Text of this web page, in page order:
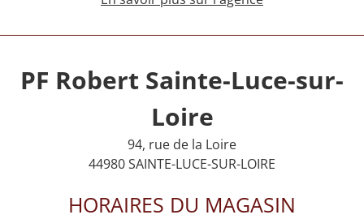
PF Robert Sainte-Luce-sur-
Loire
94, rue de la Loire
44980 SAINTE-LUCE-SUR-LOIRE
HORAIRES DU MAGASIN